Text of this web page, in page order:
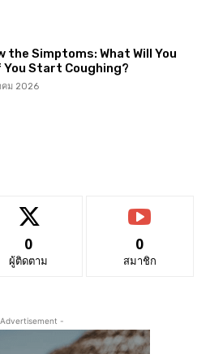
the Simptoms: What Will You
You Start Coughing?
คม 2026
0
ผู้ติดตาม
0
สมาชิก
-